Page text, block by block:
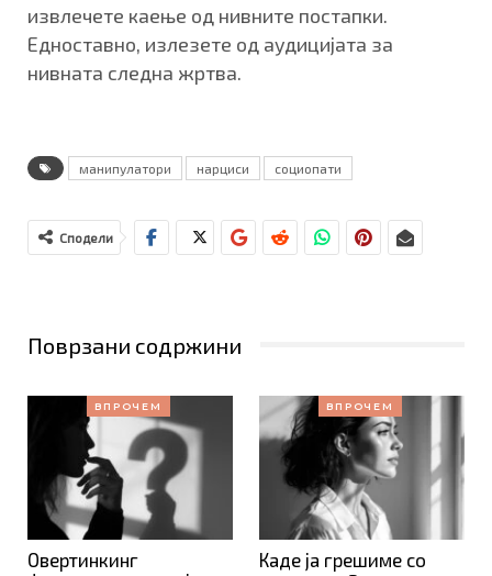
извлечете каење од нивните постапки.
Едноставно, излезете од аудицијата за
нивната следна жртва.
манипулатори нарциси социопати
Сподели
Поврзани содржини
ВПРОЧЕМ
Овертинкинг
ВПРОЧЕМ
Каде ја грешиме со